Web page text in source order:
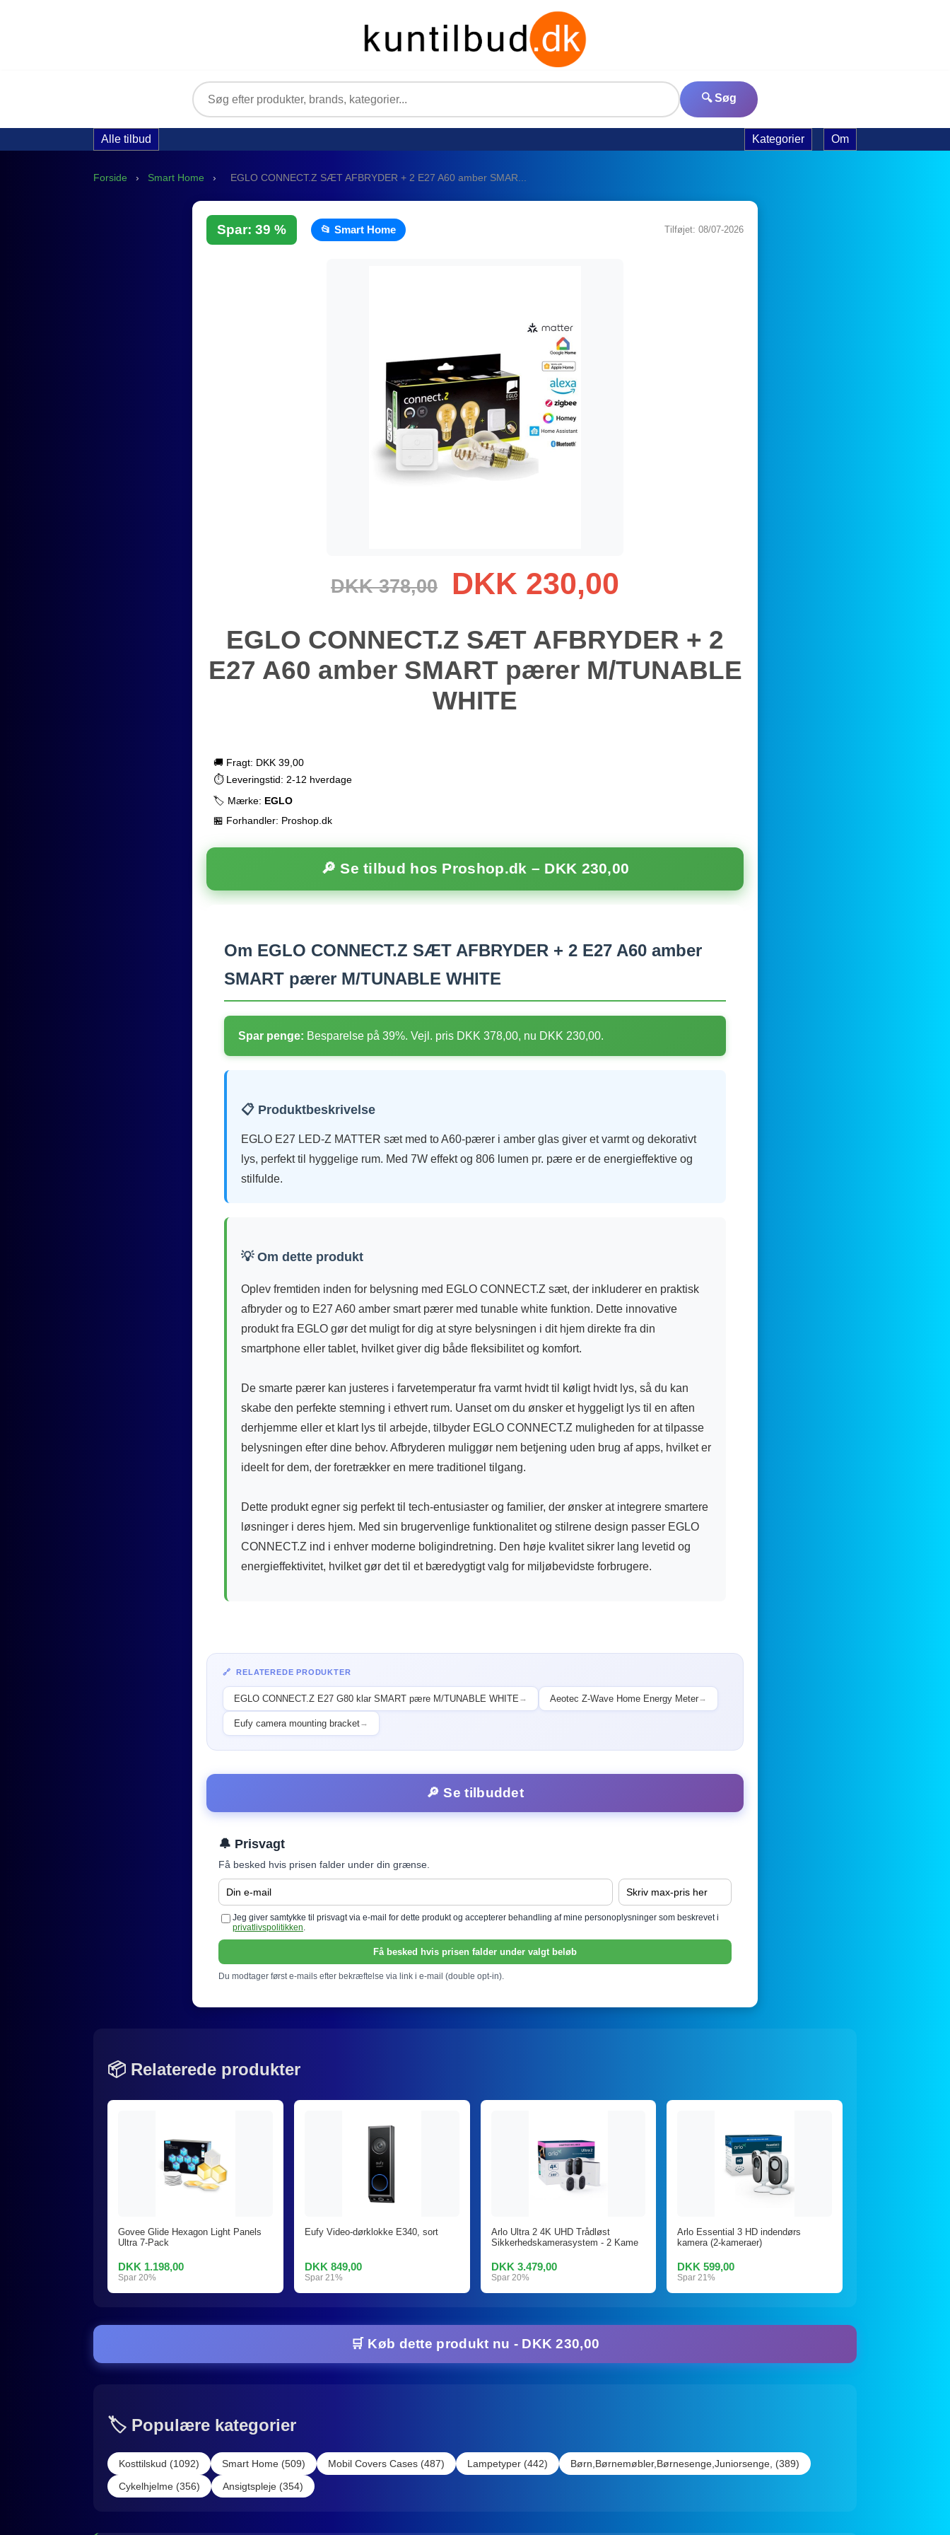
🔍 Søg
Alle tilbud Kategorier Om
Forside › Smart Home › EGLO CONNECT.Z SÆT AFBRYDER + 2 E27 A60 amber SMAR...
Spar: 39 % 📂 Smart Home Tilføjet: 08/07-2026
DKK 378,00 DKK 230,00
EGLO CONNECT.Z SÆT AFBRYDER + 2
E27 A60 amber SMART pærer M/TUNABLE
WHITE
🚚 Fragt: DKK 39,00
⏱️ Leveringstid: 2-12 hverdage
🏷️ Mærke: EGLO
🏪 Forhandler: Proshop.dk
🔎 Se tilbud hos Proshop.dk – DKK 230,00
Om EGLO CONNECT.Z SÆT AFBRYDER + 2 E27 A60 amber
SMART pærer M/TUNABLE WHITE
Spar penge: Besparelse på 39%. Vejl. pris DKK 378,00, nu DKK 230,00.
📋 Produktbeskrivelse
EGLO E27 LED-Z MATTER sæt med to A60-pærer i amber glas giver et varmt og dekorativt
lys, perfekt til hyggelige rum. Med 7W effekt og 806 lumen pr. pære er de energieffektive og
stilfulde.
💡 Om dette produkt
Oplev fremtiden inden for belysning med EGLO CONNECT.Z sæt, der inkluderer en praktisk
afbryder og to E27 A60 amber smart pærer med tunable white funktion. Dette innovative
produkt fra EGLO gør det muligt for dig at styre belysningen i dit hjem direkte fra din
smartphone eller tablet, hvilket giver dig både fleksibilitet og komfort.
De smarte pærer kan justeres i farvetemperatur fra varmt hvidt til køligt hvidt lys, så du kan
skabe den perfekte stemning i ethvert rum. Uanset om du ønsker et hyggeligt lys til en aften
derhjemme eller et klart lys til arbejde, tilbyder EGLO CONNECT.Z muligheden for at tilpasse
belysningen efter dine behov. Afbryderen muliggør nem betjening uden brug af apps, hvilket er
ideelt for dem, der foretrækker en mere traditionel tilgang.
Dette produkt egner sig perfekt til tech-entusiaster og familier, der ønsker at integrere smartere
løsninger i deres hjem. Med sin brugervenlige funktionalitet og stilrene design passer EGLO
CONNECT.Z ind i enhver moderne boligindretning. Den høje kvalitet sikrer lang levetid og
energieffektivitet, hvilket gør det til et bæredygtigt valg for miljøbevidste forbrugere.
🔗 RELATEREDE PRODUKTER
EGLO CONNECT.Z E27 G80 klar SMART pære M/TUNABLE WHITE → Aeotec Z-Wave Home Energy Meter→
Eufy camera mounting bracket→
🔎 Se tilbuddet
🔔 Prisvagt
Få besked hvis prisen falder under din grænse.
Jeg giver samtykke til prisvagt via e-mail for dette produkt og accepterer behandling af mine personoplysninger som beskrevet i
privatlivspolitikken.
Få besked hvis prisen falder under valgt beløb
Du modtager først e-mails efter bekræftelse via link i e-mail (double opt-in).
📦 Relaterede produkter
Govee Glide Hexagon Light Panels
Ultra 7-Pack
DKK 1.198,00
Spar 20%
Eufy Video-dørklokke E340, sort
DKK 849,00
Spar 21%
Arlo Ultra 2 4K UHD Trådløst
Sikkerhedskamerasystem - 2 Kame
DKK 3.479,00
Spar 20%
Arlo Essential 3 HD indendørs
kamera (2-kameraer)
DKK 599,00
Spar 21%
🛒 Køb dette produkt nu - DKK 230,00
🏷️ Populære kategorier
Kosttilskud (1092) Smart Home (509) Mobil Covers Cases (487) Lampetyper (442)
Børn,Børnemøbler,Børnesenge,Juniorsenge, (389)
Cykelhjelme (356)
Ansigtspleje (354)